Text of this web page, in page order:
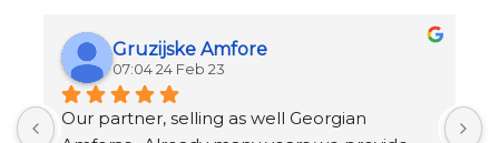
Gruzijske Amfore
07:04 24 Feb 23
Our partner, selling as well Georgian